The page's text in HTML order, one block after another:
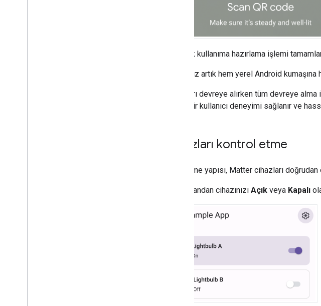
İlk kullanıma hazırlama işlemi
Cihazınız artık hem yerel Android
Cihazları devreye alırken tüm devreye
tutarlı bir kullanıcı deneyimi sağlanır ve
Cihazları kontrol etme
Geliştirme yapısı, Matter cihazları
Ana ekrandan cihazınızı Açık veya Kapalı